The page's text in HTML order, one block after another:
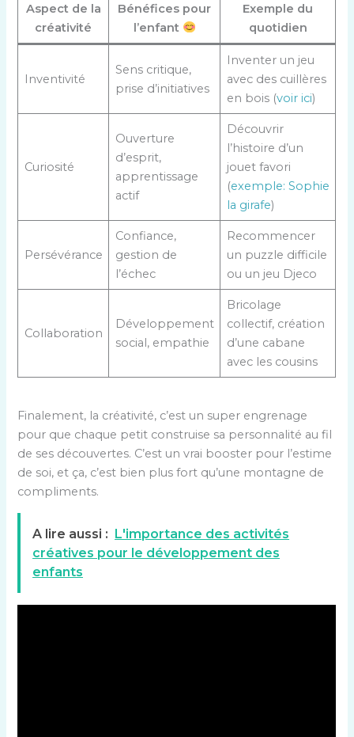
Aspect de la
créativité
Bénéfices pour
l’enfant
Exemple du
quotidien
Inventivité
Sens critique,
prise d’initiatives
Inventer un jeu
avec des cuillères
en bois (voir ici)
Curiosité
Ouverture
d’esprit,
apprentissage
actif
Découvrir
l’histoire d’un
jouet favori
(exemple: Sophie
la girafe)
Persévérance
Confiance,
gestion de
l’échec
Recommencer
un puzzle difficile
ou un jeu Djeco
Collaboration
Développement
social, empathie
Bricolage
collectif, création
d’une cabane
avec les cousins
Finalement, la créativité, c’est un super engrenage
pour que chaque petit construise sa personnalité au fil
de ses découvertes. C’est un vrai booster pour l’estime
de soi, et ça, c’est bien plus fort qu’une montagne de
compliments.
A lire aussi : L'importance des activités
créatives pour le développement des
enfants